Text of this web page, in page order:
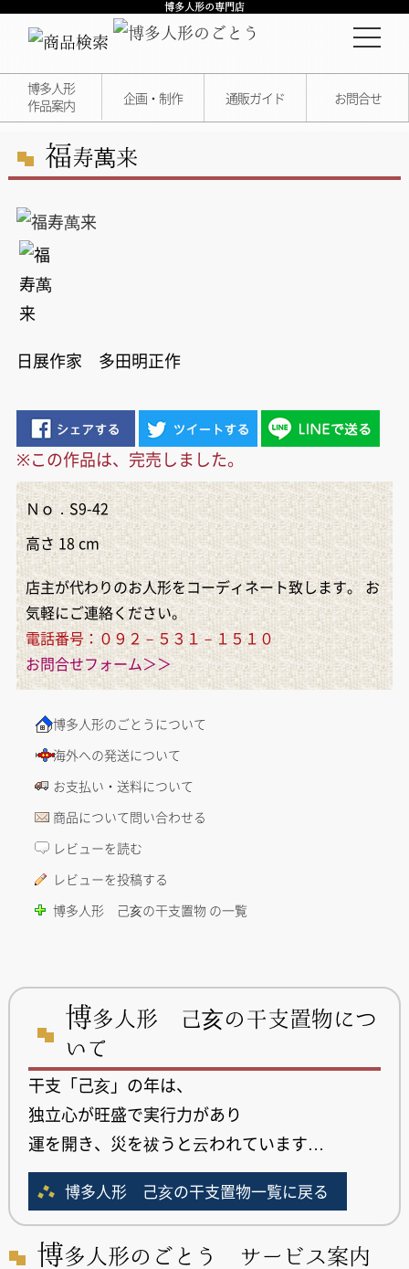
博多人形の専門店
博多人形
作品案内
企画・制作 通販ガイド お問合せ
福寿萬来
日展作家 多田明正作
※この作品は、完売しました。
Ｎｏ．S9-42
高さ 18 cm
店主が代わりのお人形をコーディネート致します。 お
気軽にご連絡ください。
電話番号：０９２－５３１－１５１０
お問合せフォーム＞＞
博多人形のごとうについて
海外への発送について
お支払い・送料について
商品について問い合わせる
レビューを読む
レビューを投稿する
博多人形 己亥の干支置物 の一覧
博多人形 己亥の干支置物につ
いて
干支「己亥」の年は、
独立心が旺盛で実行力があり
運を開き、災を祓うと云われています…
博多人形 己亥の干支置物一覧に戻る
博多人形のごとう サービス案内